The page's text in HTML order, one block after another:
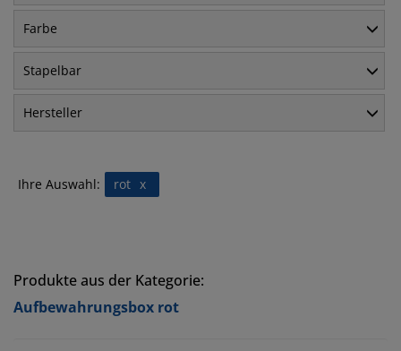
Farbe
Stapelbar
Hersteller
Ihre Auswahl: x
rot
Produkte aus der Kategorie:
Aufbewahrungsbox rot